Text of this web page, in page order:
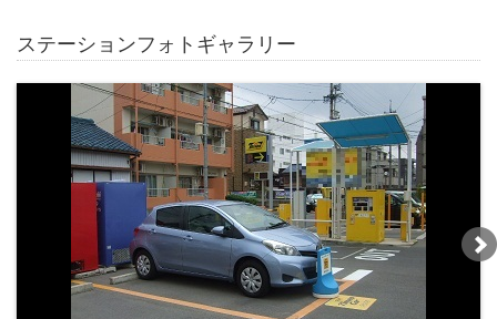
ステーションフォトギャラリー